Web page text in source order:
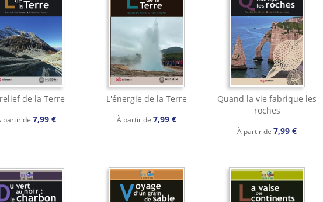
de la Terre
partir de 7,99 €
L'énergie de la Terre
À partir de 7,99 €
Quand la vie fabrique les
roches
À partir de 7,99 €